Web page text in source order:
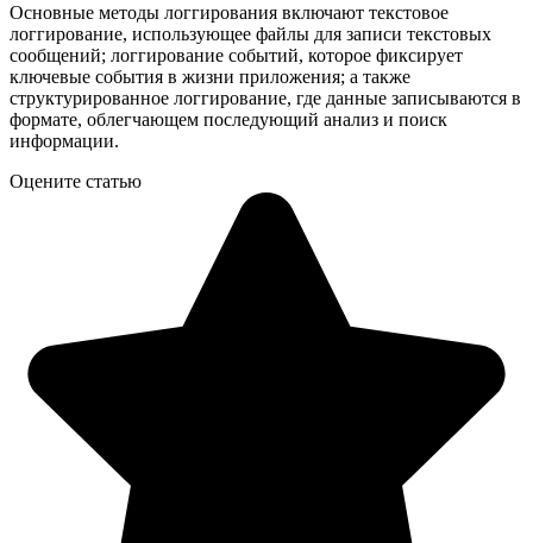
Основные методы логгирования включают текстовое
логгирование, использующее файлы для записи текстовых
сообщений; логгирование событий, которое фиксирует
ключевые события в жизни приложения; а также
структурированное логгирование, где данные записываются в
формате, облегчающем последующий анализ и поиск
информации.
Оцените статью